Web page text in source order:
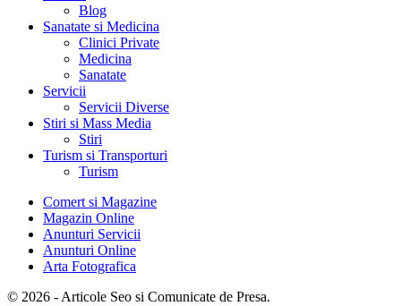
Blog
Sanatate si Medicina
Clinici Private
Medicina
Sanatate
Servicii
Servicii Diverse
Stiri si Mass Media
Stiri
Turism si Transporturi
Turism
Comert si Magazine
Magazin Online
Anunturi Servicii
Anunturi Online
Arta Fotografica
© 2026 - Articole Seo si Comunicate de Presa.